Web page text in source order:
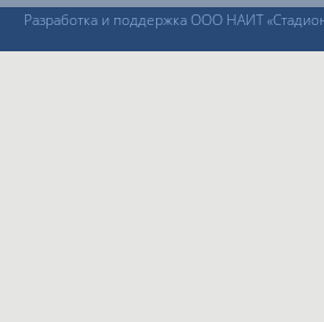
Разработка и поддержка ООО НАИТ